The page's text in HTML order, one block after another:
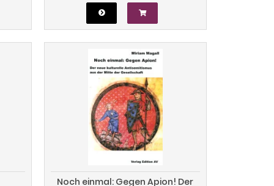
Noch einmal: Gegen Apion! Der